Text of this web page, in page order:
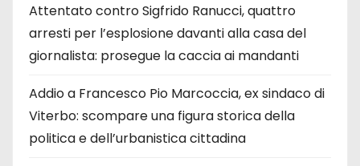
Attentato contro Sigfrido Ranucci, quattro
arresti per l’esplosione davanti alla casa del
giornalista: prosegue la caccia ai mandanti
Addio a Francesco Pio Marcoccia, ex sindaco di
Viterbo: scompare una figura storica della
politica e dell’urbanistica cittadina